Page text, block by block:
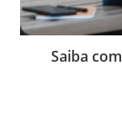
Saiba